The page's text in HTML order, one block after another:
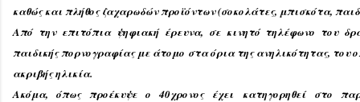
καθώς και πλήθος ζαχαρωδών προϊόντων (σοκολάτες, μπισκότα,
Από την επιτόπια ψηφιακή έρευνα, σε κινητό τηλέφωνο του
παιδικής πορνογραφίας με άτομο στα όρια της ανηλικότητας, του
ακριβής ηλικία.
Ακόμα, όπως προέκυψε ο 40χρονος έχει κατηγορηθεί στο